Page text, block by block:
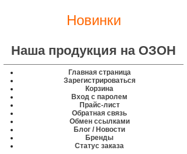
Новинки
Наша продукция на ОЗОН
Главная страница
Зарегистрироваться
Корзина
Вход с паролем
Прайс-лист
Обратная связь
Обмен ссылками
Блог / Новости
Бренды
Статус заказа